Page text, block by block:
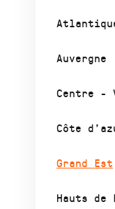
Auvergne
Centre -
Côte
Grand Est
Hauts de